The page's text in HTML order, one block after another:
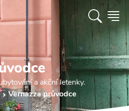
a akční letenky.
Vernazza průvodce